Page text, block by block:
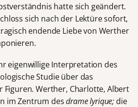
hatte sich geändert.
sich nach der Lektüre sofort,
endende Liebe von Werther
eigenwillige Interpretation des
Studie über das
Figuren. Werther, Charlotte, Albert
im Zentrum desdrame lyrique; die